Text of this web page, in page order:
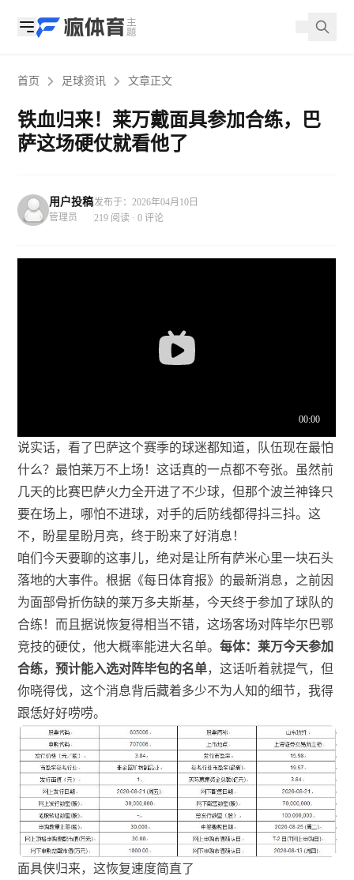
首页 足球资讯 文章正文
铁血归来！莱万戴面具参加合练，巴
萨这场硬仗就看他了
用户投稿
管理员
发布于：2026年04月10日
219 阅读 · 0 评论
说实话，看了巴萨这个赛季的球迷都知道，队伍现在最怕
什么？最怕莱万不上场！这话真的一点都不夸张。虽然前
几天的比赛巴萨火力全开进了不少球，但那个波兰神锋只
要在场上，哪怕不进球，对手的后防线都得抖三抖。这
不，盼星星盼月亮，终于盼来了好消息！
咱们今天要聊的这事儿，绝对是让所有萨米心里一块石头
落地的大事件。根据《每日体育报》的最新消息，之前因
为面部骨折伤缺的莱万多夫斯基，今天终于参加了球队的
合练！而且据说恢复得相当不错，这场客场对阵毕尔巴鄂
竞技的硬仗，他大概率能进大名单。每体：莱万今天参加
合练，预计能入选对阵毕包的名单，这话听着就提气，但
你晓得伐，这个消息背后藏着多少不为人知的细节，我得
跟恁好好唠唠。
面具侠归来，这恢复速度简直了